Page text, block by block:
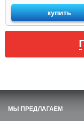
купить
МЫ ПРЕДЛАГАЕМ